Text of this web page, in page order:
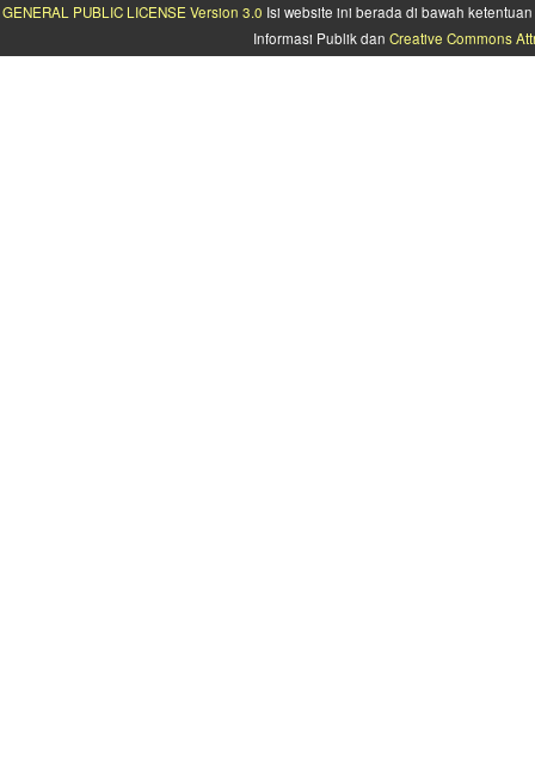
GENERAL PUBLIC LICENSE Version 3.0 Isi website ini berada di bawah
Informasi Publik dan Creative Commons